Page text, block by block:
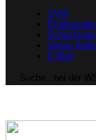
SVW
Verein
E-Mail